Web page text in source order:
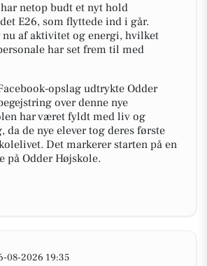
netop budt et nyt hold
E26, som flyttede ind i går.
nu af aktivitet og energi, hvilket
har set frem til med
opslag udtrykte Odder
over denne nye
har været fyldt med liv og
da de nye elever tog deres første
Det markerer starten på en
på Odder Højskole.
08-2026 19:35